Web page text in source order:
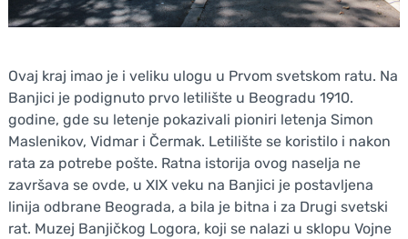
Ovaj kraj imao je i veliku ulogu u Prvom svetskom ratu. Na
Banjici je podignuto prvo letilište u Beogradu 1910.
godine, gde su letenje pokazivali pioniri letenja Simon
Maslenikov, Vidmar i Čermak. Letilište se koristilo i nakon
rata za potrebe pošte. Ratna istorija ovog naselja ne
završava se ovde, u XIX veku na Banjici je postavljena
linija odbrane Beograda, a bila je bitna i za Drugi svetski
rat. Muzej Banjičkog Logora, koji se nalazi u sklopu Vojne